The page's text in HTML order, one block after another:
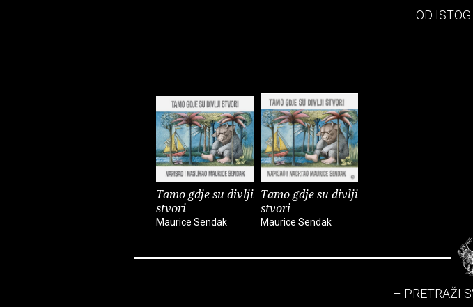
– OD
Tamo gdje su divlji
stvori
Maurice Sendak
Tamo gdje su divlji
stvori
Maurice Sendak
– PRETRAŽI